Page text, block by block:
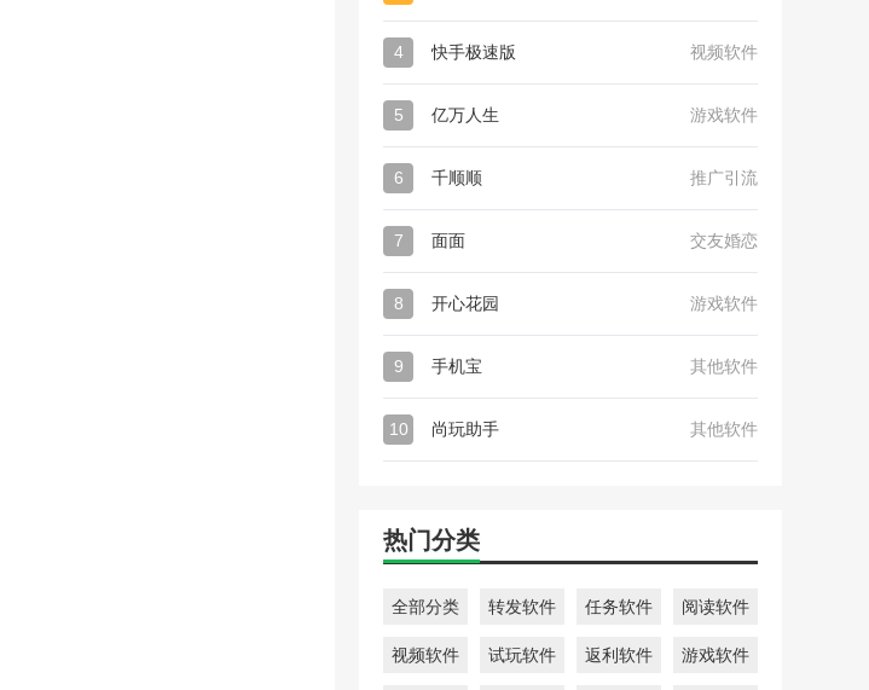
4 快手极速版 视频软件
5 亿万人生 游戏软件
6 千顺顺 推广引流
7 面面 交友婚恋
8 开心花园 游戏软件
9 手机宝 其他软件
10 尚玩助手 其他软件
热门分类
全部分类 转发软件 任务软件 阅读软件
视频软件 试玩软件 返利软件 游戏软件